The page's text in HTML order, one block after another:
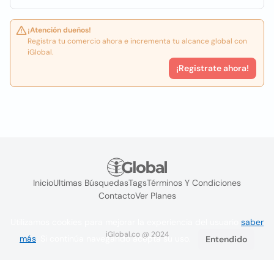
¡Atención dueños!
Registra tu comercio ahora e incrementa tu alcance global con
iGlobal.
¡Registrate ahora!
InicioUltimas BúsquedasTagsTérminos Y Condiciones
ContactoVer Planes
iGlobal.co @ 2024
saber
más . Si continúa navegando acepta su uso. Entendido